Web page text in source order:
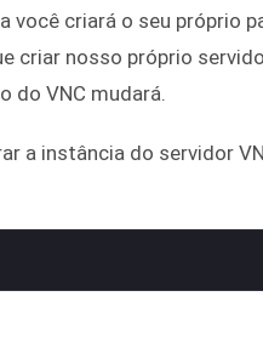
você criará o seu próprio
criar nosso próprio
do VNC mudará.
a instância do servidor